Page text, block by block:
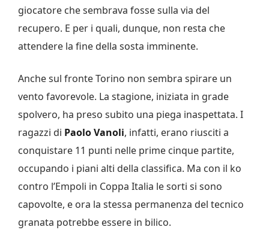
giocatore che sembrava fosse sulla via del
recupero. E per i quali, dunque, non resta che
attendere la fine della sosta imminente.
Anche sul fronte Torino non sembra spirare un
vento favorevole. La stagione, iniziata in grade
spolvero, ha preso subito una piega inaspettata. I
ragazzi di PaoloVanoli, infatti, erano riusciti a
conquistare 11 punti nelle prime cinque partite,
occupando i piani alti della classifica. Ma con il ko
contro l’Empoli in Coppa Italia le sorti si sono
capovolte, e ora la stessa permanenza del tecnico
granata potrebbe essere in bilico.